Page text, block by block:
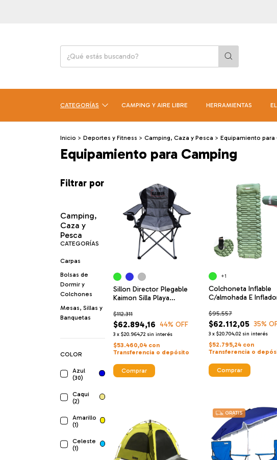
CATEGORÍAS CAMPING Y AIRE LIBRE HERRAMIENTAS
Inicio > Deportes y Fitness > Camping, Caza y Pesca > Equipamiento para
Equipamiento para Camping
Filtrar por
Camping,
Caza y
Pesca
CATEGORÍAS
Carpas
Bolsas de
Dormir y
Colchones
Mesas, Sillas y
Banquetas
COLOR
Azul
(30)
Caqui
(2)
Amarillo
(1)
Celeste
(1)
Sillon Director Plegable
Kaimon Silla Playa
$62.894,16
$112.311
44% OFF
3 x $20.964,72 sin interés
$53.460,04 con
Transferencia o depósito
Comprar
Colchoneta Inflable
C/almohada E
$62.112,05
$95.557
35%
3 x $20.704,02 sin interés
$52.795,24 con
Transferencia o
+1
Comprar
GRATIS